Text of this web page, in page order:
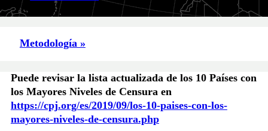
Metodología »
Puede revisar la lista actualizada de los 10 Países con
los Mayores Niveles de Censura en
https://cpj.org/es/2019/09/los-10-paises-con-los-
mayores-niveles-de-censura.php